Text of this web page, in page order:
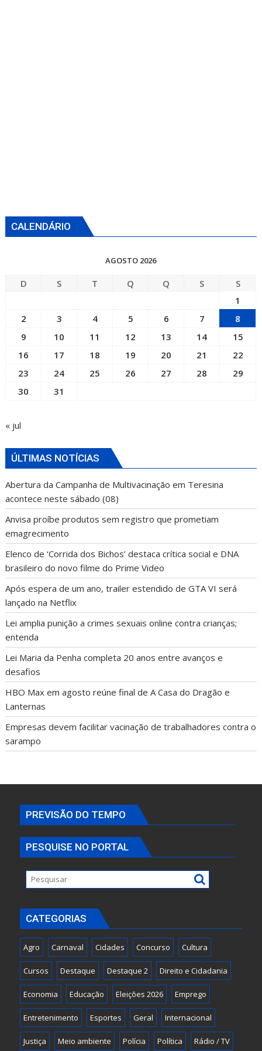
CALENDÁRIO
AGOSTO 2026
D S T Q Q S
S
1
2
3 4 5 6 7
8
9
10 11 12 13 14
15
16
17 18 19 20 21
22
23
24 25 26 27 28
29
30
31
« jul
ÚLTIMAS NOTÍCIAS
Abertura da Campanha de Multivacinação em Teresina
acontece neste sábado (08)
Anvisa proíbe produtos sem registro que prometiam
emagrecimento
Elenco de ‘Corrida dos Bichos’ destaca crítica social e DNA
brasileiro do novo filme do Prime Video
Após espera de um ano, trailer estendido de GTA VI será
lançado na Netflix
Lei amplia punição a crimes sexuais online contra crianças;
entenda
Lei Maria da Penha completa 20 anos entre avanços e
desafios
HBO Max em agosto reúne final de A Casa do Dragão e
Lanternas
Empresas devem facilitar vacinação de trabalhadores contra o
sarampo
PREVISÃO DO TEMPO
PESQUISE NO PORTAL
CATEGORIAS
Agro Carnaval Cidades Concurso Cultura
Cursos Destaque Destaque 2 Direito e Cidadania
Economia Educação Eleições 2026 Emprego
Entretenimento Esportes Geral Internacional
Justiça Meio ambiente Polícia Política Rádio / TV